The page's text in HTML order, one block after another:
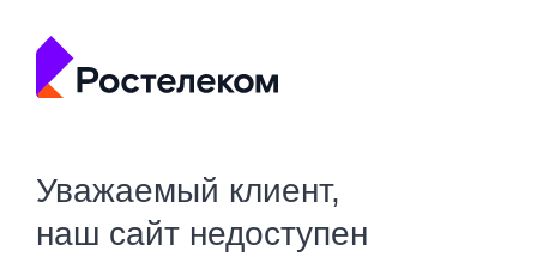
Уважаемый клиент,
наш сайт недоступен